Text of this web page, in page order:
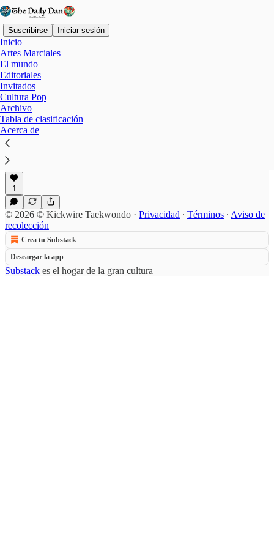
Suscribirse Iniciar sesión
Inicio
Artes Marciales
El mundo
Editoriales
Invitados
Cultura Pop
Archivo
Tabla de clasificación
Acerca de
Fujairah
Copa Árabe de Taekwondo 2026
Oficialmente conocida como 6th Arab Open
Taekwondo Cup 2026 o 6ª Copa Árabe Abierta de
Taekwondo
feb 18
1
© 2026 © Kickwire Taekwondo · Privacidad ∙ Términos ∙ Aviso de
recolección
Crea tu Substack
Descargar la app
Substack es el hogar de la gran cultura